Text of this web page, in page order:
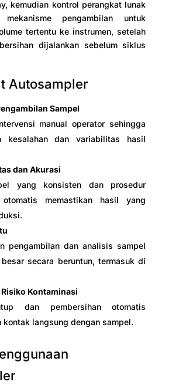
kemudian kontrol perangkat lunak
mekanisme pengambilan untuk
tertentu ke instrumen, setelah
dijalankan sebelum siklus
Autosampler
Sampel
manual operator sehingga
kesalahan dan variabilitas hasil
dan Akurasi
yang konsisten dan prosedur
otomatis memastikan hasil yang
pengambilan dan analisis sampel
secara beruntun, termasuk di
Kontaminasi
dan pembersihan otomatis
kontak langsung dengan sampel.